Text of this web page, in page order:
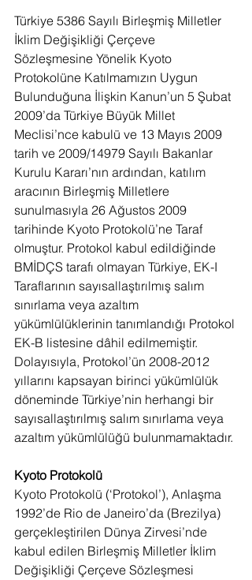
Türkiye 5386 Sayılı Birleşmiş Milletler
İklim Değişikliği Çerçeve
Sözleşmesine Yönelik Kyoto
Protokolüne Katılmamızın Uygun
Bulunduğuna İlişkin Kanun’un 5 Şubat
2009’da Türkiye Büyük Millet
Meclisi’nce kabulü ve 13 Mayıs 2009
tarih ve 2009/14979 Sayılı Bakanlar
Kurulu Kararı’nın ardından, katılım
aracının Birleşmiş Milletlere
sunulmasıyla 26 Ağustos 2009
tarihinde Kyoto Protokolü’ne Taraf
olmuştur. Protokol kabul edildiğinde
BMİDÇS tarafı olmayan Türkiye, EK-I
Taraflarının sayısallaştırılmış salım
sınırlama veya azaltım
yükümlülüklerinin tanımlandığı Protokol
EK-B listesine dâhil edilmemiştir.
Dolayısıyla, Protokol’ün 2008-2012
yıllarını kapsayan birinci yükümlülük
döneminde Türkiye’nin herhangi bir
sayısallaştırılmış salım sınırlama veya
azaltım yükümlülüğü bulunmamaktadır.
Kyoto Protokolü
Kyoto Protokolü (‘Protokol’), Anlaşma
1992’de Rio de Janeiro’da (Brezilya)
gerçekleştirilen Dünya Zirvesi’nde
kabul edilen Birleşmiş Milletler İklim
Değişikliği Çerçeve Sözleşmesi